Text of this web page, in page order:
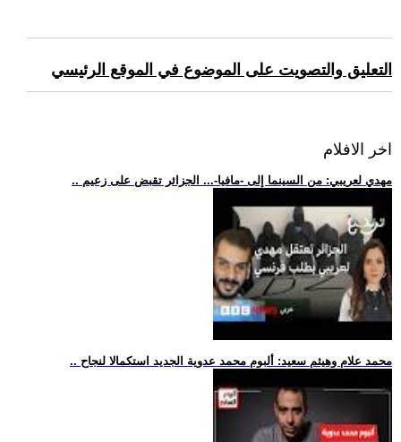
التعليق والتصويت على الموضوع في الموقع الرئيسي
اخر الافلام
.. مهدي لعريبي: من السينما إلى -مافيا-... الجزائر تقبض على زعيم
.. محمد علام وهيثم سعيد: ألبوم محمد عدوية الجديد استكمالا لنجاح